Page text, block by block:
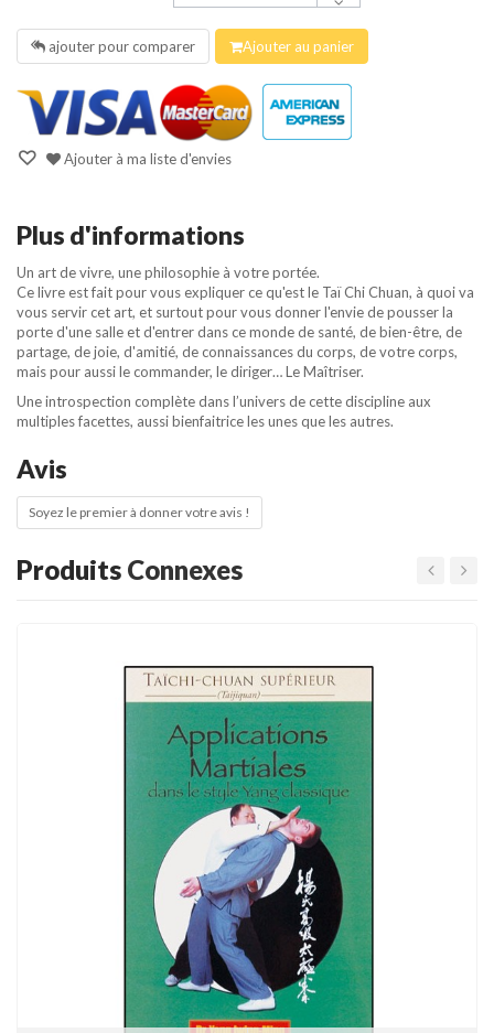
ajouter pour comparer Ajouter au panier
Ajouter à ma liste d'envies
Plus d'informations
Un art de vivre, une philosophie à votre portée.
Ce livre est fait pour vous expliquer ce qu'est le Taï Chi Chuan, à quoi va
vous servir cet art, et surtout pour vous donner l'envie de pousser la
porte d'une salle et d'entrer dans ce monde de santé, de bien-être, de
partage, de joie, d'amitié, de connaissances du corps, de votre corps,
mais pour aussi le commander, le diriger… Le Maîtriser.
Une introspection complète dans l’univers de cette discipline aux
multiples facettes, aussi bienfaitrice les unes que les autres.
Avis
Soyez le premier à donner votre avis !
Produits Connexes